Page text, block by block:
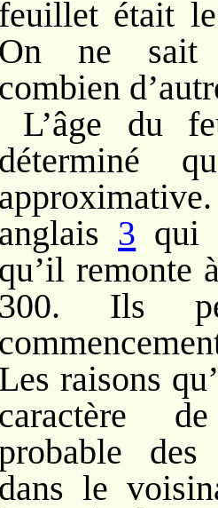
feuillet était
On ne sait
combien
L’âge du
déterminé
anglais 3 qui
qu’il remonte
300. Ils
Les raisons
caractère
des
dans le